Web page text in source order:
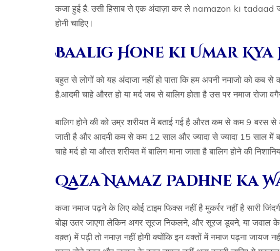
कजा हुई है. उसी हिसाब से एक अंदाज़ा कर ले namazon ki tadaad
होनी चाहिए।
Baalig Hone ki Umar Kya
बहुत से लोगों को यह अंदाजा नहीं हो पाता कि हम अपनी नमाजो को
है.आदमी चाहे औरत हो या मर्द जब से बालिग होता है उस पर नमाज रोजा
बालिग होने की को उम्र शरीयत में बताई गई है औरत कम से कम 9 बरस से
जाती है और आदमी कम से कम 12 साल और ज्यादा से ज्यादा 15 साल में
चाहे मर्द हो या औरत शरीयत में बालिग माना जाता है बालिग होने की
Qaza Namaz Padhne ka
कजा नमाज पढ़ने के लिए कोई टाइम फिक्स नहीं है मुकर्रर नहीं है सारी
बोझ उतर जाएगा लेकिन अगर सूरज निकलने, और सूरज डूबने, या जवाल
वक़्त) में पढ़ी तो नमाज़ नहीं होगी क्योंकि इन वक्तों में नमाज पढ़ना